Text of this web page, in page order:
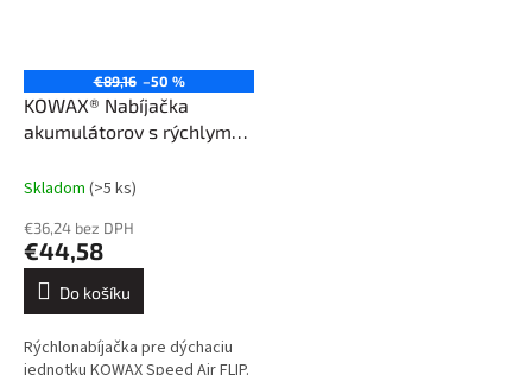
€89,16 –50 %
KOWAX® Nabíjačka
akumulátorov s rýchlym
Air®
Skladom (>5 ks)
€36,24 bez DPH
€44,58
Do košíku
Rýchlonabíjačka pre dýchaciu